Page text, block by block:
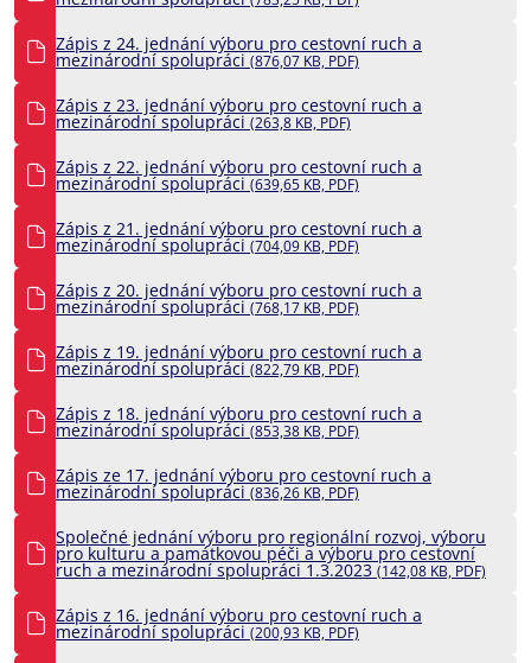
Zápis z 24. jednání výboru pro cestovní ruch a
mezinárodní spolupráci(876,07 KB, PDF)
Zápis z 23. jednání výboru pro cestovní ruch a
mezinárodní spolupráci(263,8 KB, PDF)
Zápis z 22. jednání výboru pro cestovní ruch a
mezinárodní spolupráci(639,65 KB, PDF)
Zápis z 21. jednání výboru pro cestovní ruch a
mezinárodní spolupráci(704,09 KB, PDF)
Zápis z 20. jednání výboru pro cestovní ruch a
mezinárodní spolupráci(768,17 KB, PDF)
Zápis z 19. jednání výboru pro cestovní ruch a
mezinárodní spolupráci(822,79 KB, PDF)
Zápis z 18. jednání výboru pro cestovní ruch a
mezinárodní spolupráci(853,38 KB, PDF)
Zápis ze 17. jednání výboru pro cestovní ruch a
mezinárodní spolupráci(836,26 KB, PDF)
Společné jednání výboru pro regionální rozvoj, výboru
pro kulturu a památkovou péči a výboru pro cestovní
ruch a mezinárodní spolupráci 1.3.2023(142,08 KB, PDF)
Zápis z 16. jednání výboru pro cestovní ruch a
mezinárodní spolupráci(200,93 KB, PDF)